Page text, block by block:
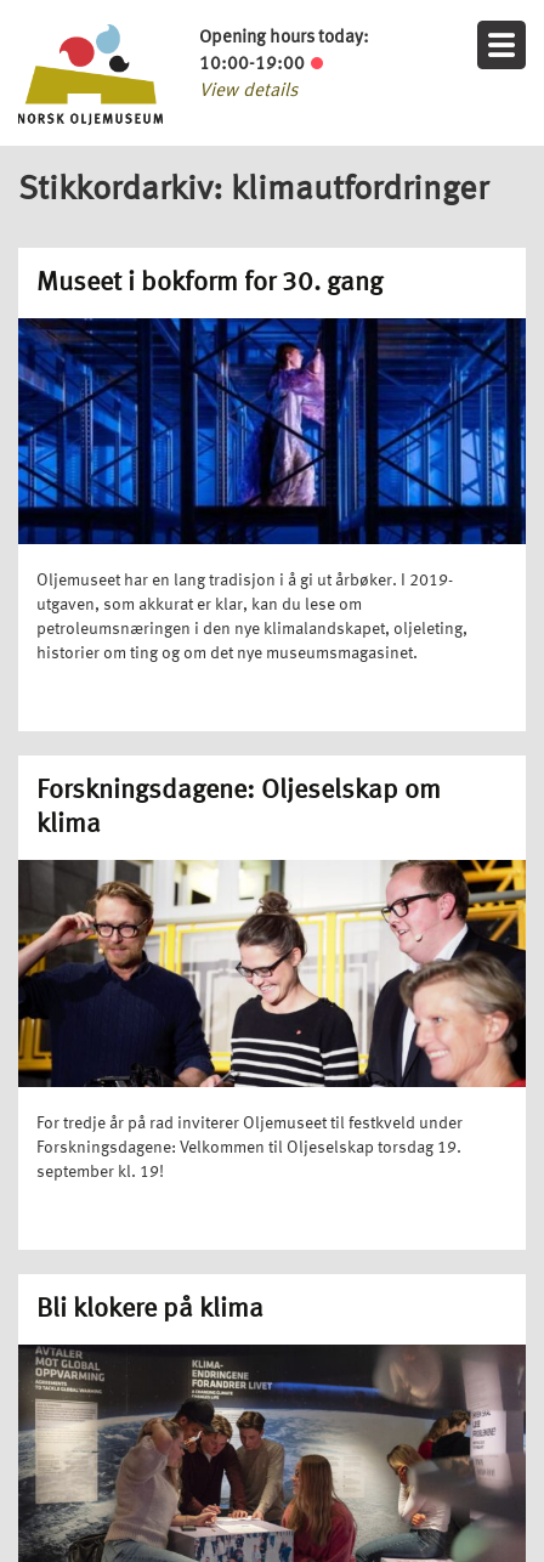
Opening hours today:
10:00-19:00
View details
Stikkordarkiv: klimautfordringer
Museet i bokform for 30. gang
Oljemuseet har en lang tradisjon i å gi ut årbøker. I 2019-
utgaven, som akkurat er klar, kan du lese om
petroleumsnæringen i den nye klimalandskapet, oljeleting,
historier om ting og om det nye museumsmagasinet.
Forskningsdagene: Oljeselskap om
klima
For tredje år på rad inviterer Oljemuseet til festkveld under
Forskningsdagene: Velkommen til Oljeselskap torsdag 19.
september kl. 19!
Bli klokere på klima